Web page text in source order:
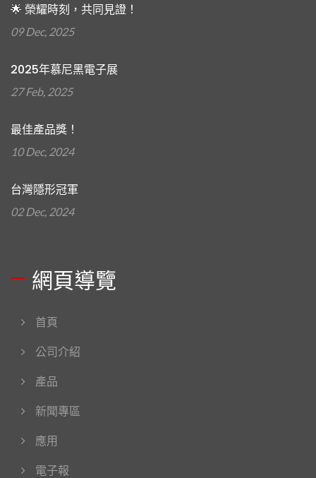
🌟 榮耀時刻，共同見證！
09 Dec, 2025
2025年慕尼黑電子展
27 Feb, 2025
最佳產品獎！
10 Dec, 2024
台灣隱形冠軍
02 Dec, 2024
網頁導覽
首頁
公司介紹
產品
新聞專區
應用
電子報